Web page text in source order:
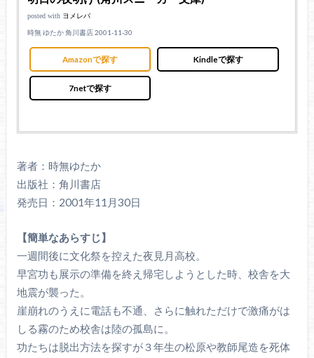
posted with ヨメレバ
時無 ゆたか 角川書店 2001-11-30
Amazonで探す Kindleで探す
7netで探す
著者：時無ゆたか
出版社：角川書店
発売日：2001年11月30日
【簡単なあらすじ】
一週間後に文化祭を控えた夜見月高校。
早宮功も展示の準備を終え帰宅しようとした時、校舎を大
地震が襲った。
崖崩れのうえに電話も不通、さらに触れただけで激痛がは
しる霧のため校舎は陸の孤島に。
功たちは脱出方法を探すが３年生の松原や教師尾造を死体